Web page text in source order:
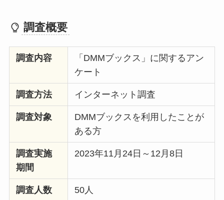
調査概要
調査内容
「DMMブックス」に関するアン
ケート
調査方法 インターネット調査
調査対象
DMMブックスを利用したことが
ある方
調査実施
期間
2023年11月24日～12月8日
調査人数 50人